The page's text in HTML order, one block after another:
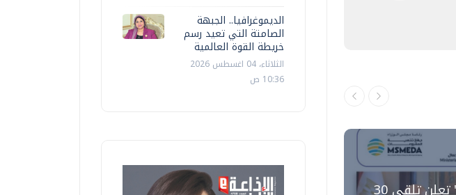
"مدبولي" يلتقي وزيرة التخطيط لمتابعة مجموعة"ريادة الأعمال" تعلن تلقي 30
الديموغرافيا.. الجبهة
الصامتة التي تعيد رسم
خريطة القوة العالمية
الثلاثاء، 04 اغسطس 2026
10:36 ص